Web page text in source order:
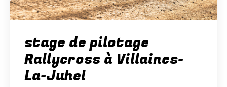
stage de pilotage
Rallycross à Villaines-
La-Juhel